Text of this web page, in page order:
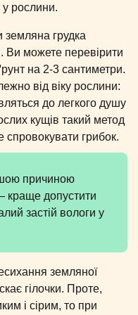
рослини.
грудка
Ви можете перевірити
на 2-3 сантиметри.
від віку рослини:
до легкого душу
кущів такий метод
грибок.
причиною
краще допустити
застій вологи у
земляної
гілочки. Проте,
і сірим, то при